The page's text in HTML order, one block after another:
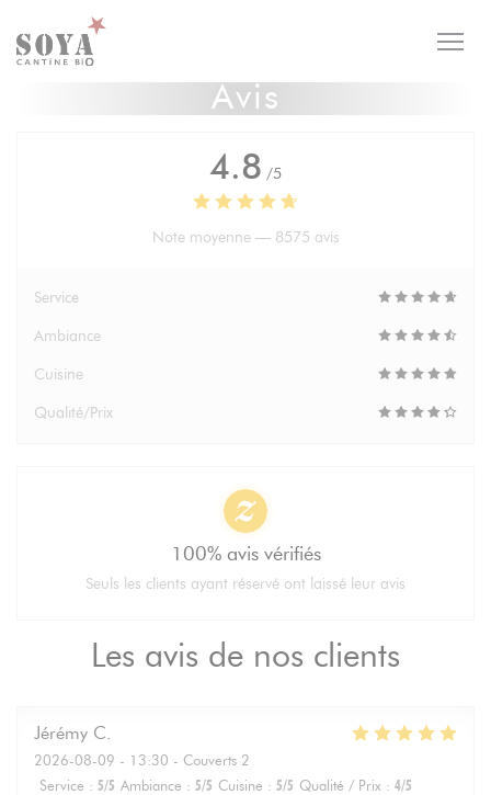
Personnalisation de vos choix en matière de cookies
Avis
Les avis de nos clients
Jérémy C
2026-08-09 - 13:30 - Couverts 2
Service : 5/5 Ambiance : 5/5 Cuisine : 5/5 Qualité / Prix : 4/5
4.8 /5
Note moyenne — 8575 avis
Service
Ambiance
Cuisine
Qualité/Prix
100% avis vérifiés
Seuls les clients ayant réservé ont laissé leur avis